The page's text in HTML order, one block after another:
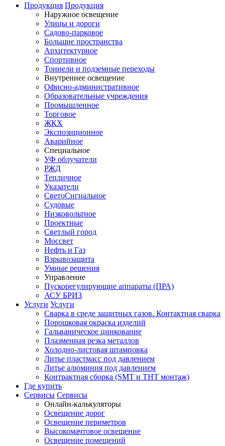
Продукция Продукция
Наружное освещение
Улицы и дороги
Садово-парковое
Большие пространства
Архитектурное
Спортивное
Тоннели и подземные переходы
Внутреннее освещение
Офисно-административное
Образовательные учреждения
Промышленное
Торговое
ЖКХ
Экспозиционное
Аварийное
Специальное
УФ облучатели
РЖД
Тепличное
Указатели
СветоСигнальное
Судовые
Низковольтное
Проектные
Светлый город
Моссвет
Нефть и Газ
Взрывозащита
Умные решения
Управление
Пускорегулирующие аппараты (ПРА)
АСУ БРИЗ
Услуги Услуги
Сварка в среде защитных газов. Контактная сварка
Порошковая окраска изделий
Гальваническое цинкование
Плазменная резка металлов
Холодно-листовая штамповка
Литье пластмасс под давлением
Литье алюминия под давлением
Контрактная сборка (SMT и THT монтаж)
Где купить
Сервисы Сервисы
Онлайн-калькуляторы
Освещение дорог
Освещение периметров
Высокомачтовое освещение
Освещение помещений